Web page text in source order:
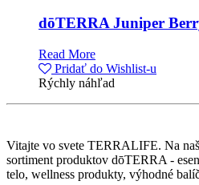
dōTERRA Juniper
Read More
Pridať do Wishlist-u
Rýchly náhľad
Vitajte vo svete TERRALIFE. Na
sortiment produktov dōTERRA -
telo, wellness produkty, výhodné